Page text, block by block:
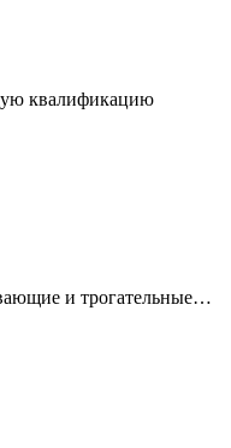
квалификацию
и трогательные…